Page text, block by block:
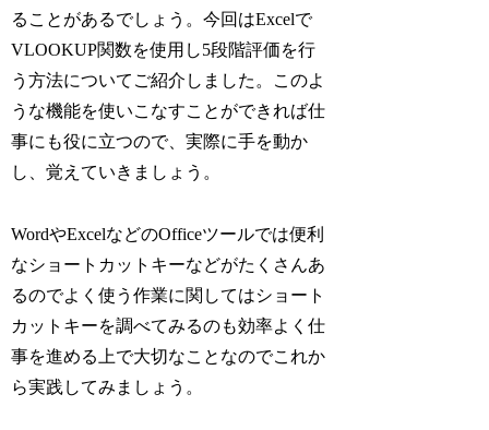
ることがあるでしょう。今回はExcelで
VLOOKUP関数を使用し5段階評価を行
う方法についてご紹介しました。このよ
うな機能を使いこなすことができれば仕
事にも役に立つので、実際に手を動か
し、覚えていきましょう。
WordやExcelなどのOfficeツールでは便利
なショートカットキーなどがたくさんあ
るのでよく使う作業に関してはショート
カットキーを調べてみるのも効率よく仕
事を進める上で大切なことなのでこれか
ら実践してみましょう。